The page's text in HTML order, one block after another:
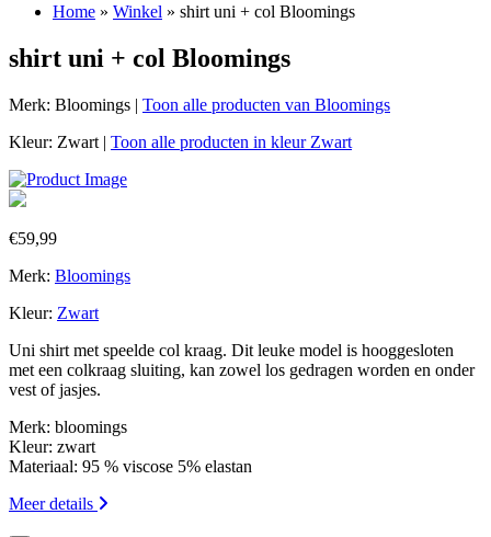
Home » Winkel » shirt uni + col Bloomings
shirt uni + col Bloomings
Merk: Bloomings | Toon alle producten van Bloomings
Kleur: Zwart | Toon alle producten in kleur Zwart
€59,99
Merk: Bloomings
Kleur: Zwart
Uni shirt met speelde col kraag. Dit leuke model is hooggesloten
met een colkraag sluiting, kan zowel los gedragen worden en onder
vest of jasjes.
Merk: bloomings
Kleur: zwart
Materiaal: 95 % viscose 5% elastan
Meer details